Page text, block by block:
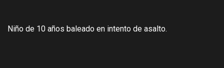
Niño de 10 años baleado en intento de asalto.